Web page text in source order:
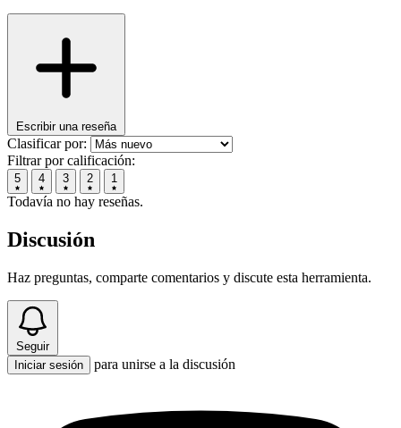
Escribir una reseña
Clasificar por:
Filtrar por calificación:
5 4 3 2 1
Todavía no hay reseñas.
Discusión
Haz preguntas, comparte comentarios y discute esta herramienta.
Seguir
Iniciar sesión
para unirse a la discusión